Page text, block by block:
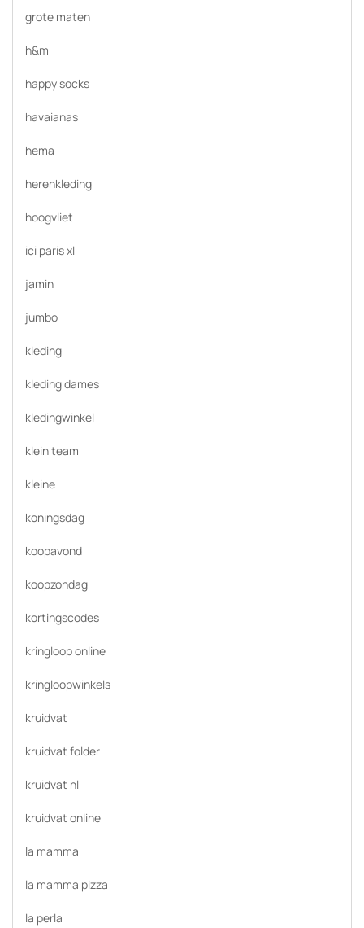
grote maten
h&m
happy socks
havaianas
hema
herenkleding
hoogvliet
ici paris xl
jamin
jumbo
kleding
kleding dames
kledingwinkel
klein team
kleine
koningsdag
koopavond
koopzondag
kortingscodes
kringloop online
kringloopwinkels
kruidvat
kruidvat folder
kruidvat nl
kruidvat online
la mamma
la mamma pizza
la perla